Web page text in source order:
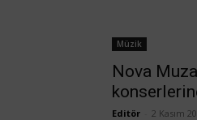
Müzik
Nova
Editör 2 Kasım